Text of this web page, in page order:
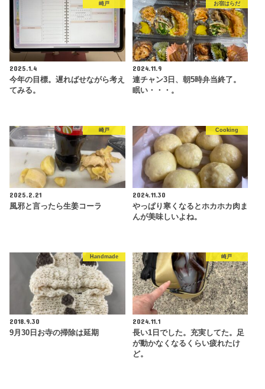
崎戸
2025.1.4
今年の目標。遅ればせながら考え
てみる。
お宿はらだ
2024.11.9
連チャン3日、朝5時弁当終了。
眠い・・・。
崎戸
2025.2.21
風邪と言ったら生姜コーラ
Cooking
2024.11.30
やっぱり寒くなるとホカホカ肉ま
んが美味しいよね。
Handmade
2018.9.30
9月30日お寺の掃除は延期
崎戸
2024.11.1
長い1日でした。充実してた。足
が動かなくなるくらい疲れたけ
ど。